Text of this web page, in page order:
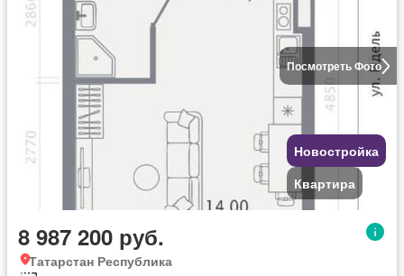
Посмотреть Фото
Новостройка
Квартира
8 987 200 руб.
Татарстан Республика